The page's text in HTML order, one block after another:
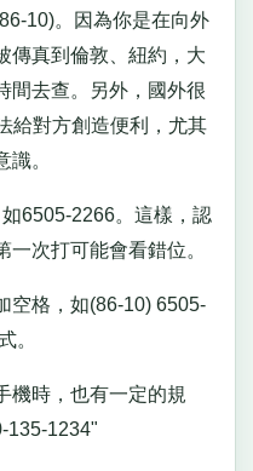
10)。因為你是在向外
傳真到倫敦、紐約，大
間去查。另外，國外很
給對方創造便利，尤其
。
6505-2266。這樣，認
次打可能會看錯位。
格，如(86-10) 6505-
。
時，也有一定的規
135-1234"